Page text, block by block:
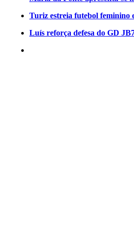
Turiz estreia futebol feminino
Luís reforça defesa do GD